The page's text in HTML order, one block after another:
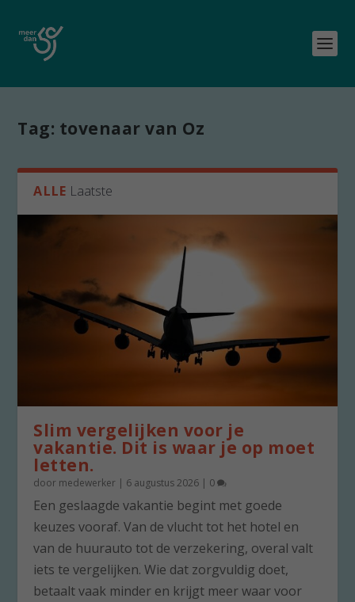
Tag: tovenaar van Oz
ALLE Laatste
Slim vergelijken voor je
vakantie. Dit is waar je op moet
letten.
door medewerker | 6 augustus 2026 | 0
Een geslaagde vakantie begint met goede
keuzes vooraf. Van de vlucht tot het hotel en
van de huurauto tot de verzekering, overal valt
iets te vergelijken. Wie dat zorgvuldig doet,
betaalt vaak minder en krijgt meer waar voor